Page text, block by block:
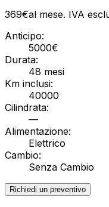
369€al mese. IVA
Anticipo:
5000€
Durata:
48 mesi
Km inclusi:
40000
Cilindrata:
—
Alimentazione:
Elettrico
Cambio:
Senza Cambio
Richiedi un preventivo